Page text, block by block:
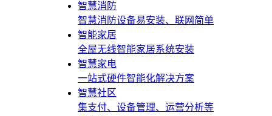
智慧消防
智慧消防设备易安装、联网简单
智能家居
全屋无线智能家居系统安装
智慧家电
一站式硬件智能化解决方案
智慧社区
集支付、设备管理、运营分析等